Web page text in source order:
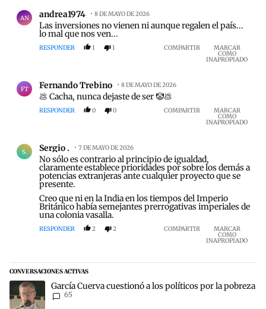
AN andrea1974 8 DE MAYO DE 2026
Las inversiones no vienen ni aunque regalen el país...
lo mal que nos ven...
RESPONDER 1 1 COMPARTIR MARCAR
COMO
INAPROPIADO
FT Fernando Trebino 8 DE MAYO DE 2026
💩 Cacha, nunca dejaste de ser 🤡💩
RESPONDER 0 0 COMPARTIR MARCAR
COMO
INAPROPIADO
S. Sergio . 7 DE MAYO DE 2026
No sólo es contrario al principio de igualdad,
claramente establece prioridades por sobre los demás a
potencias extranjeras ante cualquier proyecto que se
presente.
Creo que ni en la India en los tiempos del Imperio
Británico había semejantes prerrogativas imperiales de
una colonia vasalla.
RESPONDER 2 2 COMPARTIR MARCAR
COMO
INAPROPIADO
CONVERSACIONES ACTIVAS
Este listado muestra los artículos con más comentarios en los
Un artículo de tendencia con el título "García Cuerva cuestionó a
García Cuerva cuestionó a los políticos por la pobreza
65